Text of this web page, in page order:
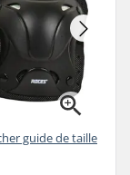
guide de taille